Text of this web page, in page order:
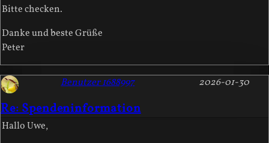
Bitte checken.
Danke und beste Grüße
Peter
Re: Spendeninformation
2026-01-30
Benutzer 1688997
Hallo Uwe,